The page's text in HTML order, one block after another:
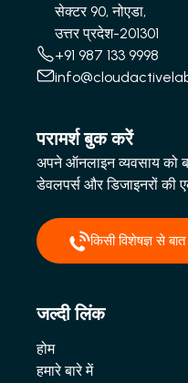
सेक्टर 90, नोएडा,
उत्तर प्रदेश-201301
+91 987 133 9998
परामर्श बुक करें
अपने ऑनलाइन व्यवसाय को
डेवलपर्स और डिजाइनरों की
किसी विशेषज्ञ से
जल्दी लिंक
होम
हमारे बारे में